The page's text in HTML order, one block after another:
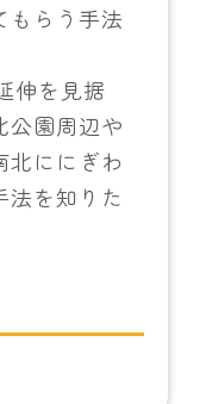
もらう手法
伸を見据
公園周辺や
北ににぎわ
法を知りた